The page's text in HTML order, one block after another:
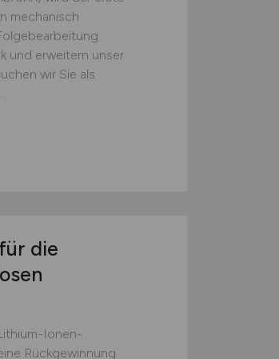
mechanisch
und erweitern unser
wir Sie als
für die
Ionen-
Rückgewinnung